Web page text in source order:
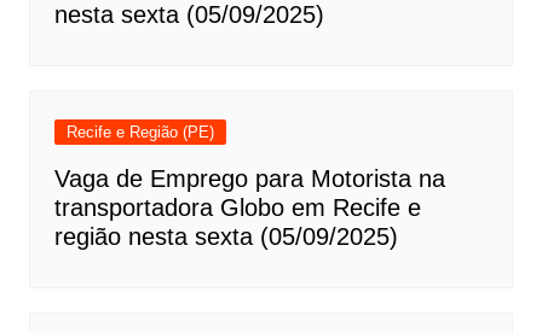
nesta sexta (05/09/2025)
Recife e Região (PE)
Vaga de Emprego para Motorista na
transportadora Globo em Recife e
região nesta sexta (05/09/2025)